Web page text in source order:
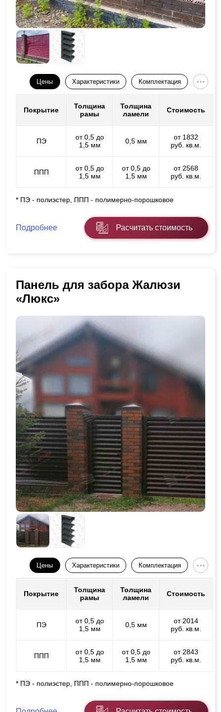
Цены Характеристики Комплектация
Покрытие
Толщина
рамы
Толщина
ламели
Стоимость
ПЭ
от 0,5 до
1,5 мм
0,5 мм
от 1832
руб. кв.м.
ППП
от 0,5 до
1,5 мм
от 0,5 до
1,5 мм
от 2568
руб. кв.м.
* ПЭ - полиэстер, ППП - полимерно-порошковое
Подробнее Расчитать стоимость
Панель для забора Жалюзи
«Люкс»
Цены Характеристики Комплектация
Покрытие
Толщина
рамы
Толщина
ламели
Стоимость
ПЭ
от 0,5 до
1,5 мм
0,5 мм
от 2014
руб. кв.м.
ППП
от 0,5 до
1,5 мм
от 0,5 до
1,5 мм
от 2843
руб. кв.м.
* ПЭ - полиэстер, ППП - полимерно-порошковое